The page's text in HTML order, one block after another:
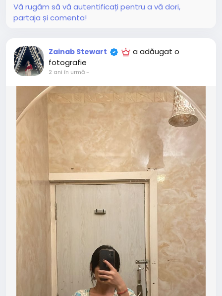
Vă rugăm să vă autentificați pentru a vă dori,
partaja și comenta!
Zainab Stewart
a adăugat o
fotografie
2 ani în urmă-